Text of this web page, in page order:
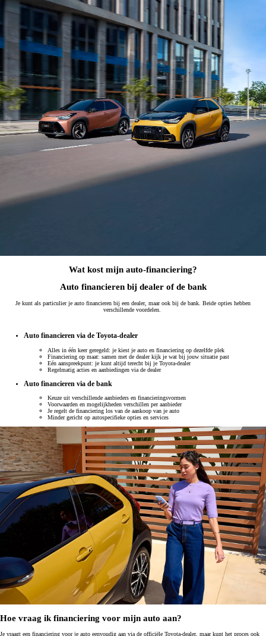
Wat kost mijn auto-financiering?
Auto financieren bij dealer of de bank
Je kunt als particulier je auto financieren bij een dealer, maar ook bij de bank. Beide opties hebben
verschillende voordelen.
Auto financieren via de Toyota-dealer
Alles in één keer geregeld: je kiest je auto en financiering op dezelfde plek
Financiering op maat: samen met de dealer kijk je wat bij jouw situatie past
Eén aanspreekpunt: je kunt altijd terecht bij je Toyota-dealer
Regelmatig acties en aanbiedingen via de dealer
Auto financieren via de bank
Keuze uit verschillende aanbieders en financieringsvormen
Voorwaarden en mogelijkheden verschillen per aanbieder
Je regelt de financiering los van de aankoop van je auto
Minder gericht op autospecifieke opties en services
Hoe vraag ik financiering voor mijn auto aan?
Je vraagt een financiering voor je auto eenvoudig aan via de officiële Toyota-dealer, maar kunt het proces ook